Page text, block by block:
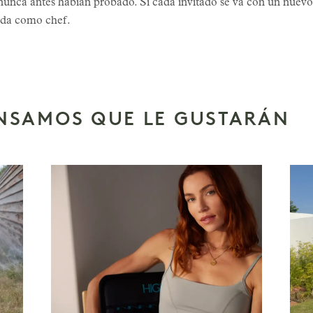
antes habían probado. Si cada invitado se va con un
como chef.
QUE LE GUSTARÁN